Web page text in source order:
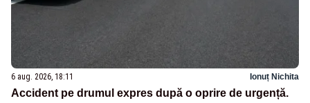
6 aug. 2026, 18:11 Ionuț Nichita
Accident pe drumul expres după o oprire de urgență.